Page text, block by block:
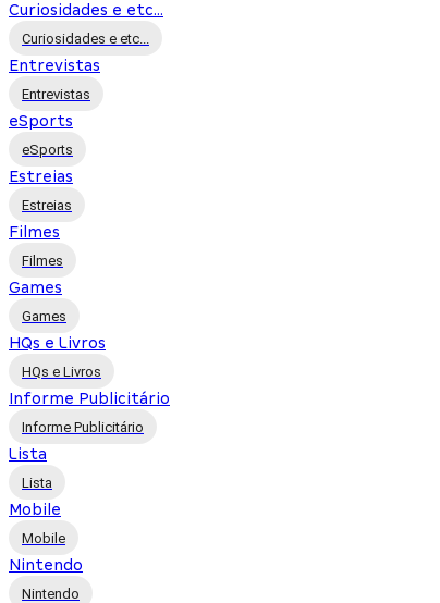
Curiosidades e etc...
Curiosidades e etc...
Entrevistas
Entrevistas
eSports
eSports
Estreias
Estreias
Filmes
Filmes
Games
Games
HQs e Livros
HQs e Livros
Informe Publicitário
Informe Publicitário
Lista
Lista
Mobile
Mobile
Nintendo
Nintendo